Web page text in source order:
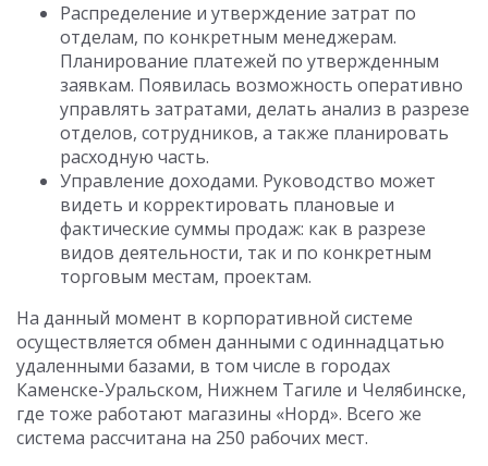
Распределение и утверждение затрат по
отделам, по конкретным менеджерам.
Планирование платежей по утвержденным
заявкам. Появилась возможность оперативно
управлять затратами, делать анализ в разрезе
отделов, сотрудников, а также планировать
расходную часть.
Управление доходами. Руководство может
видеть и корректировать плановые и
фактические суммы продаж: как в разрезе
видов деятельности, так и по конкретным
торговым местам, проектам.
На данный момент в корпоративной системе
осуществляется обмен данными с одиннадцатью
удаленными базами, в том числе в городах
Каменске-Уральском, Нижнем Тагиле и Челябинске,
где тоже работают магазины «Норд». Всего же
система рассчитана на 250 рабочих мест.